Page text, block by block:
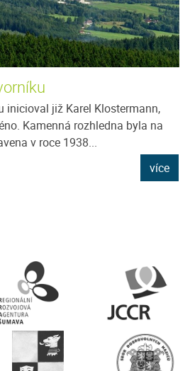
inicioval již Karel Klostermann,
Kamenná rozhledna byla na
v roce 1938...
více